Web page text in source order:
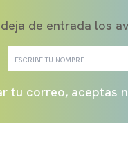
de entrada los
tu correo, aceptas